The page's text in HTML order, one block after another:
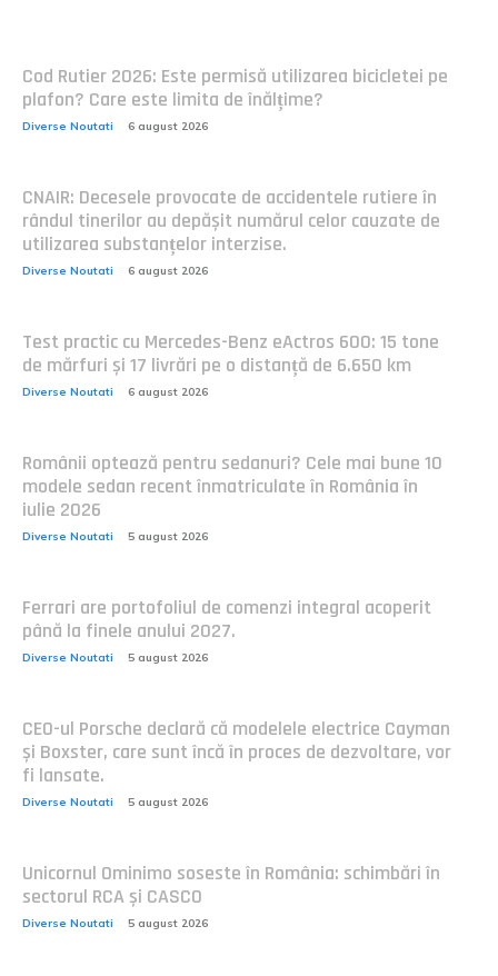
Cod Rutier 2026: Este permisă utilizarea bicicletei pe
plafon? Care este limita de înălțime?
Diverse Noutati 6 august 2026
CNAIR: Decesele provocate de accidentele rutiere în
rândul tinerilor au depășit numărul celor cauzate de
utilizarea substanțelor interzise.
Diverse Noutati 6 august 2026
Test practic cu Mercedes-Benz eActros 600: 15 tone
de mărfuri și 17 livrări pe o distanță de 6.650 km
Diverse Noutati 6 august 2026
Românii optează pentru sedanuri? Cele mai bune 10
modele sedan recent înmatriculate în România în
iulie 2026
Diverse Noutati 5 august 2026
Ferrari are portofoliul de comenzi integral acoperit
până la finele anului 2027.
Diverse Noutati 5 august 2026
CEO-ul Porsche declară că modelele electrice Cayman
și Boxster, care sunt încă în proces de dezvoltare, vor
fi lansate.
Diverse Noutati 5 august 2026
Unicornul Ominimo soseste în România: schimbări în
sectorul RCA și CASCO
Diverse Noutati 5 august 2026